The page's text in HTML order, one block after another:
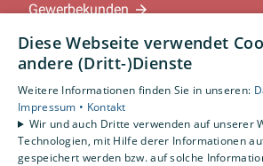
Gewerbekunden
Unternehmen
Standorte
Löningen-Wachtum
Diese Webseite verwendet
andere (Dritt-)Dienste
Weitere Informationen finden Sie in unseren:
Impressum • Kontakt
Wir und auch Dritte verwenden auf unserer
Technologien, mit Hilfe derer Informationen
gespeichert werden bzw. auf solche